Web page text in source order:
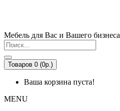
Мебель для Вас и Вашего бизнеса
Товаров 0 (0р.)
Ваша корзина пуста!
MENU